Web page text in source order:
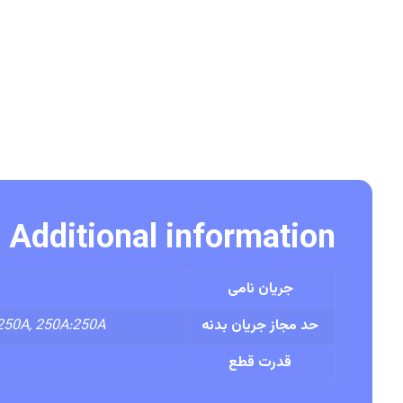
Additional information
جریان نامی
حد مجاز جریان بدنه
250A:250A
قدرت قطع